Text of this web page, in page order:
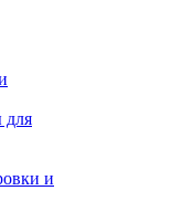
для
и